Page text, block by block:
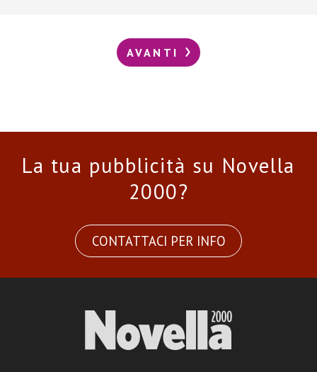
AVANTI
La tua pubblicità su Novella
2000?
CONTATTACI PER INFO